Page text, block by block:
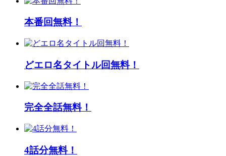
本番回無料！
どエロ名タイトル回無料！
完全全話無料！
4話分無料！